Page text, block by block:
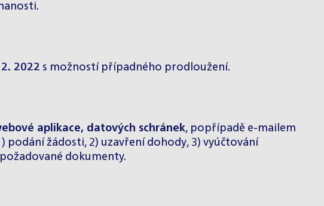
2022 s možností případného prodloužení.
aplikace, datových schránek, popřípadě e-mailem
podání žádosti, 2) uzavření dohody, 3) vyúčtování
dokumenty.